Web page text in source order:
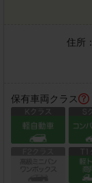
住所：
保有車両クラス